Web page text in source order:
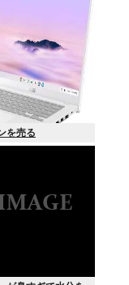
を売る